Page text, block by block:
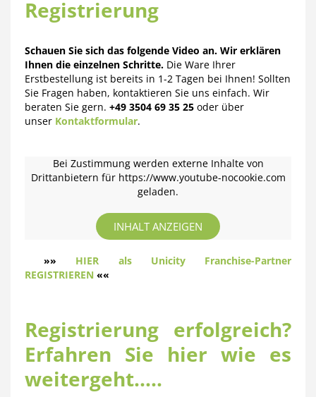
Registrierung
Schauen Sie sich das folgende Video an. Wir erklären
Ihnen die einzelnen Schritte. Die Ware Ihrer
Erstbestellung ist bereits in 1-2 Tagen bei Ihnen! Sollten
Sie Fragen haben, kontaktieren Sie uns einfach. Wir
beraten Sie gern. +49 3504 69 35 25 oder über
unser Kontaktformular.
Bei Zustimmung werden externe Inhalte von
Drittanbietern für https://www.youtube-nocookie.com
geladen.
INHALT ANZEIGEN
»»
HIER als Unicity Franchise-Partner
REGISTRIEREN ««
Registrierung erfolgreich?
Erfahren Sie hier wie es
weitergeht.....